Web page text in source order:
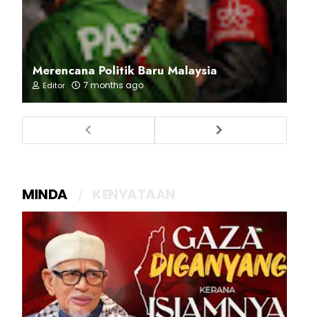
Merencana Politik Baru Malaysia
Editor 7 months ago
MINDA